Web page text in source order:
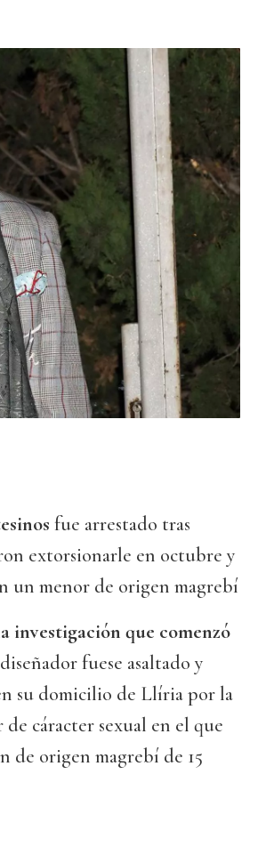
fue arrestado tras
extorsionarle en octubre y
un menor de origen magrebí
investigación que comenzó
fuese asaltado y
su domicilio de Llíria por la
cáracter sexual en el que
de origen magrebí de 15